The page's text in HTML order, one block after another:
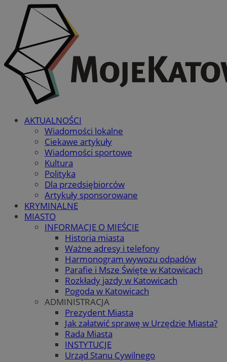
AKTUALNOŚCI
Wiadomości lokalne
Ciekawe artykuły
Wiadomości sportowe
Kultura
Polityka
Dla przedsiębiorców
Artykuły sponsorowane
KRYMINALNE
MIASTO
INFORMACJE O MIEŚCIE
Historia miasta
Ważne adresy i telefony
Harmonogram wywozu odpadów
Parafie i Msze Święte w Katowicach
Rozkłady jazdy w Katowicach
Pogoda w Katowicach
ADMINISTRACJA
Prezydent Miasta
Jak załatwić sprawę w Urzędzie Miasta?
Rada Miasta
INSTYTUCJE
Urząd Stanu Cywilnego